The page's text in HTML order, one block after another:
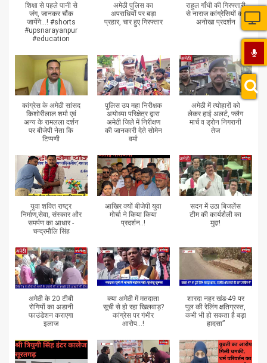
शिक्षा से पहले पानी से
जंग, जानकर चौंक
जायेंगे...! #shorts
#upsnarayanpur
#education
अमेठी पुलिस का
अपराधियों पर बड़ा
प्रहार, चार हुए गिरफ्तार
राहुल गाँधी की गिरफ्तारी
से नाराज कांग्रेसियों का
अनोखा प्रदर्शन
कांग्रेस के अमेठी सांसद
किशोरीलाल शर्मा एवं
अन्य के रामलला दर्शन
पर बीजेपी नेता कि
टिप्पणी
पुलिस उप महा निरीक्षक
अयोध्या परिक्षेत्र द्वारा
अमेठी जिले में निरीक्षण
की जानकारी देते सोमेन
वर्मा
अमेठी में त्योहारों को
लेकर हाई अलर्ट, फ्लैग
मार्च व ड्रोन निगरानी
तेज
युवा शक्ति राष्ट्र
निर्माण,सेवा, संस्कार और
समर्पण का आधार -
चन्द्रमौलि सिंह
आखिर क्यों बीजेपी युवा
मोर्चा ने किया किया
प्रदर्शन..!
सदन में उठा बिजलेंस
टीम की कार्यशैली का
मुद्दा!
अमेठी के 20 टीबी
रोगियों का अडानी
फाउंडेशन कराएगा
इलाज
क्या अमेठी में मतदाता
सूची से हो रहा खिलवाड़?
कांग्रेस पर गंभीर
आरोप...!
शारदा नहर खंड-49 पर
पुल की रेलिंग क्षतिग्रस्त,
कभी भी हो सकता है बड़ा
हादसा”